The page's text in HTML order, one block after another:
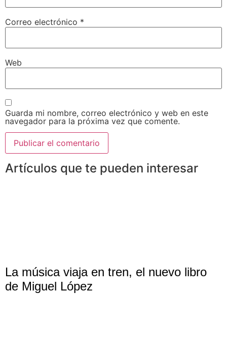
Correo electrónico *
Web
Guarda mi nombre, correo electrónico y web en este
navegador para la próxima vez que comente.
Artículos que te pueden interesar
La música viaja en tren, el nuevo libro
de Miguel López